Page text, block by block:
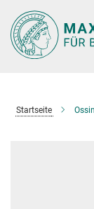
Hauptinhalt
Startseite